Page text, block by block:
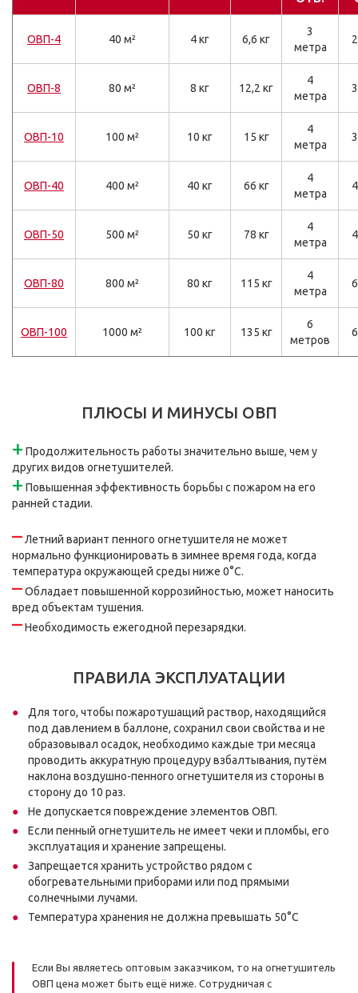
ОВП-4 40 м² 4 кг 6,6 кг
3
метра
ОВП-8 80 м² 8 кг 12,2 кг
4
метра
ОВП-10 100 м² 10 кг 15 кг
4
метра
ОВП-40 400 м² 40 кг 66 кг
4
метра
ОВП-50 500 м² 50 кг 78 кг
4
метра
ОВП-80 800 м² 80 кг 115 кг
4
метра
ОВП-100 1000 м² 100 кг 135 кг
6
метров
ПЛЮСЫ И МИНУСЫ ОВП
+ Продолжительность работы значительно выше, чем у
других видов огнетушителей.
+ Повышенная эффективность борьбы с пожаром на его
ранней стадии.
–Летний вариант пенного огнетушителя не может
нормально функционировать в зимнее время года, когда
температура окружающей среды ниже 0°C.
–Обладает повышенной коррозийностью, может наносить
вред объектам тушения.
–Необходимость ежегодной перезарядки.
ПРАВИЛА ЭКСПЛУАТАЦИИ
Для того, чтобы пожаротушащий раствор, находящийся
под давлением в баллоне, сохранил свои свойства и не
образовывал осадок, необходимо каждые три месяца
проводить аккуратную процедуру взбалтывания, путём
наклона воздушно-пенного огнетушителя из стороны в
сторону до 10 раз.
Не допускается повреждение элементов ОВП.
Если пенный огнетушитель не имеет чеки и пломбы, его
эксплуатация и хранение запрещены.
Запрещается хранить устройство рядом с
обогревательными приборами или под прямыми
солнечными лучами.
Температура хранения не должна превышать 50°C
Если Вы являетесь оптовым заказчиком, то на огнетушитель
ОВП цена может быть ещё ниже. Сотрудничая с